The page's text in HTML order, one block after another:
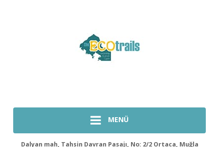
MENÜ
Dalyan mah, Tahsin Davran Pasajı, No: 2/2 Ortaca, Muğla